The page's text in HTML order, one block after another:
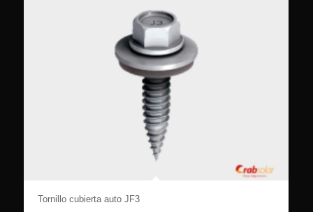
Tornillo cubierta auto JF3